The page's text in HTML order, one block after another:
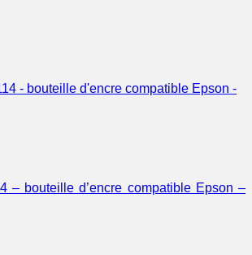
– bouteille d’encre compatible Epson –